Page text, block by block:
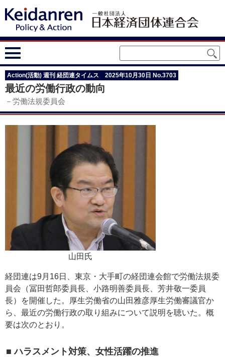
Action(活動) 週刊 経団連タイムス 2025年10月30日 No.3703
最近の労働行政の動向
－労働法規委員会
山田氏
経団連は9月16日、東京・大手町の経団連会館で労働法規委
員会（冨田哲郎委員長、小路明善委員長、芳井敬一委員
長）を開催した。厚生労働省の山田雅彦厚生労働審議官か
ら、最近の労働行政の取り組みについて説明を聴いた。概
要は次のとおり。
■ ハラスメント対策、女性活躍の推進